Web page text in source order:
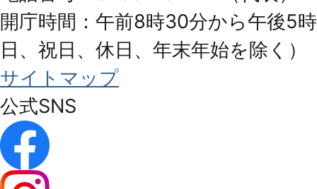
開庁時間：午前8時30分から午後5
日、祝日、休日、年末年始を除く）
サイトマップ
公式SNS